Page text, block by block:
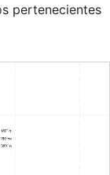
pertenecientes